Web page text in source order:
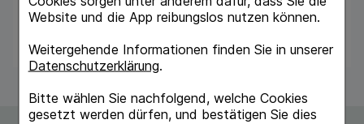
Website und die App reibungslos nutzen können.
Weitergehende Informationen finden Sie in unserer
Datenschutzerklärung.
Bitte wählen Sie nachfolgend, welche Cookies
gesetzt werden dürfen, und bestätigen Sie dies
Blut im Urin oder bei akuter Harnverhaltung